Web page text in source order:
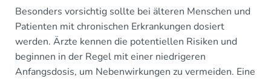
Besonders vorsichtig sollte bei älteren Menschen und
Patienten mit chronischen Erkrankungen dosiert
werden. Ärzte kennen die potentiellen Risiken und
beginnen in der Regel mit einer niedrigeren
Anfangsdosis, um Nebenwirkungen zu vermeiden. Eine